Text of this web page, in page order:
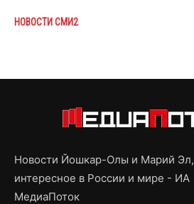
НОВОСТИ СМИ2
Новости Йошкар-Олы и Марий Эл,
интересное в России и мире - ИА
МедиаПоток